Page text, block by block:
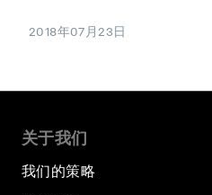
2018年07月23日
关于我们
我们的策略